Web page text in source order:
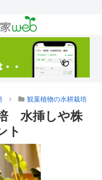
観葉植物の水耕栽培
水挿しや株
ト